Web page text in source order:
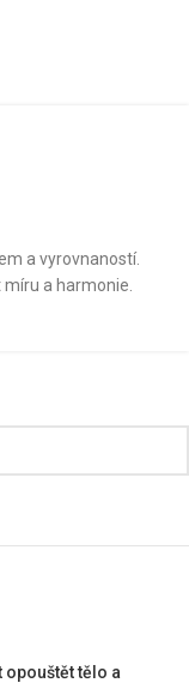
a vyrovnaností.
a harmonie.
tělo a